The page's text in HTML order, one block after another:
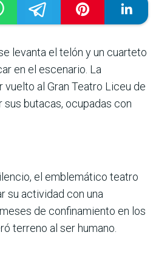
levanta el telón y un cuarteto
en el escenario. La
al Gran Teatro Liceu de
sus butacas, ocupadas con
el emblemático teatro
su actividad con una
de confinamiento en los
terreno al ser humano.